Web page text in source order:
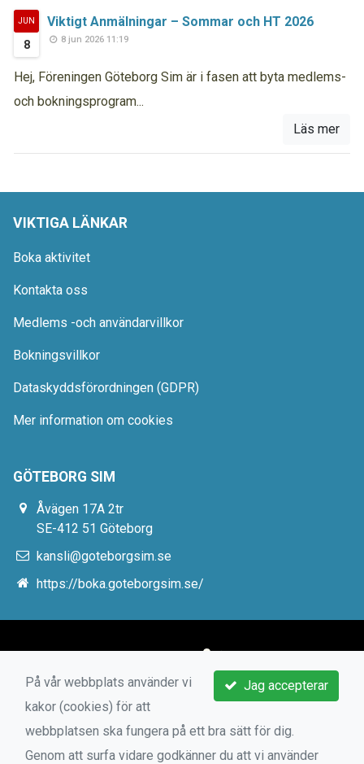
JUN
8
Viktigt Anmälningar – Sommar och HT 2026
8 jun 2026 11:19
Hej, Föreningen Göteborg Sim är i fasen att byta medlems-
och bokningsprogram...
Läs mer
VIKTIGA LÄNKAR
Boka aktivitet
Kontakta oss
Medlems -och användarvillkor
Bokningsvillkor
Dataskyddsförordningen (GDPR)
Mer information om cookies
GÖTEBORG SIM
Åvägen 17A 2tr
SE-412 51 Göteborg
kansli@goteborgsim.se
https://boka.goteborgsim.se/
Jag accepterar
På vår webbplats använder vi
kakor (cookies) för att
webbplatsen ska fungera på ett bra sätt för dig.
Genom att surfa vidare godkänner du att vi använder